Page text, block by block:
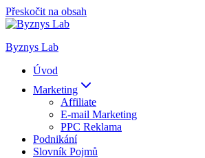
Přeskočit na obsah
Byznys Lab
Úvod
Marketing
Affiliate
E-mail Marketing
PPC Reklama
Podnikání
Slovník Pojmů